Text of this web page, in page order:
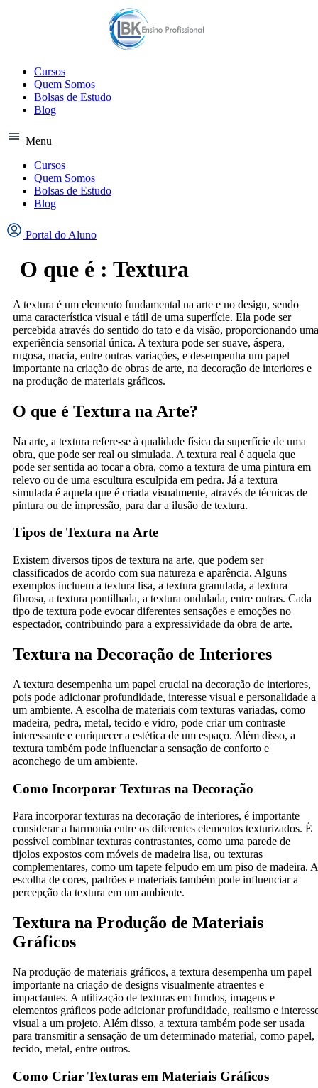
Cursos
Quem Somos
Bolsas de Estudo
Blog
Menu
Cursos
Quem Somos
Bolsas de Estudo
Blog
Portal do Aluno
O que é : Textura
A textura é um elemento fundamental na arte e no design, sendo
uma característica visual e tátil de uma superfície. Ela pode ser
percebida através do sentido do tato e da visão, proporcionando uma
experiência sensorial única. A textura pode ser suave, áspera,
rugosa, macia, entre outras variações, e desempenha um papel
importante na criação de obras de arte, na decoração de interiores e
na produção de materiais gráficos.
O que é Textura na Arte?
Na arte, a textura refere-se à qualidade física da superfície de uma
obra, que pode ser real ou simulada. A textura real é aquela que
pode ser sentida ao tocar a obra, como a textura de uma pintura em
relevo ou de uma escultura esculpida em pedra. Já a textura
simulada é aquela que é criada visualmente, através de técnicas de
pintura ou de impressão, para dar a ilusão de textura.
Tipos de Textura na Arte
Existem diversos tipos de textura na arte, que podem ser
classificados de acordo com sua natureza e aparência. Alguns
exemplos incluem a textura lisa, a textura granulada, a textura
fibrosa, a textura pontilhada, a textura ondulada, entre outras. Cada
tipo de textura pode evocar diferentes sensações e emoções no
espectador, contribuindo para a expressividade da obra de arte.
Textura na Decoração de Interiores
A textura desempenha um papel crucial na decoração de interiores,
pois pode adicionar profundidade, interesse visual e personalidade a
um ambiente. A escolha de materiais com texturas variadas, como
madeira, pedra, metal, tecido e vidro, pode criar um contraste
interessante e enriquecer a estética de um espaço. Além disso, a
textura também pode influenciar a sensação de conforto e
aconchego de um ambiente.
Como Incorporar Texturas na Decoração
Para incorporar texturas na decoração de interiores, é importante
considerar a harmonia entre os diferentes elementos texturizados. É
possível combinar texturas contrastantes, como uma parede de
tijolos expostos com móveis de madeira lisa, ou texturas
complementares, como um tapete felpudo em um piso de madeira. A
escolha de cores, padrões e materiais também pode influenciar a
percepção da textura em um ambiente.
Textura na Produção de Materiais
Gráficos
Na produção de materiais gráficos, a textura desempenha um papel
importante na criação de designs visualmente atraentes e
impactantes. A utilização de texturas em fundos, imagens e
elementos gráficos pode adicionar profundidade, realismo e
visual a um projeto. Além disso, a textura também pode ser usada
para transmitir a sensação de um determinado material, como papel,
tecido, metal, entre outros.
Como Criar Texturas em Materiais Gráficos